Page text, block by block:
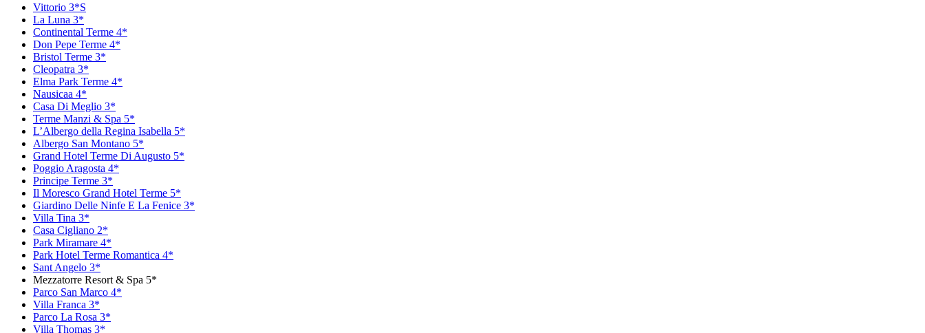
Vittorio 3*S
La Luna 3*
Continental Terme 4*
Don Pepe Terme 4*
Bristol Terme 3*
Cleopatra 3*
Elma Park Terme 4*
Nausicaa 4*
Casa Di Meglio 3*
Terme Manzi & Spa 5*
L’Albergo della Regina Isabella 5*
Albergo San Montano 5*
Grand Hotel Terme Di Augusto 5*
Poggio Aragosta 4*
Principe Terme 3*
Il Moresco Grand Hotel Terme 5*
Giardino Delle Ninfe E La Fenice 3*
Villa Tina 3*
Casa Cigliano 2*
Park Miramare 4*
Park Hotel Terme Romantica 4*
Sant Angelo 3*
Mezzatorre Resort & Spa 5*
Parco San Marco 4*
Villa Franca 3*
Parco La Rosa 3*
Villa Thomas 3*